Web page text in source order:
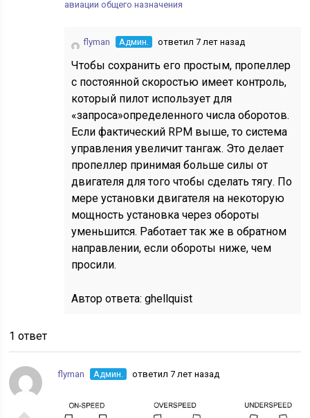
авиации общего назначения
flyman Админ. ответил 7 лет назад
Чтобы сохранить его простым, пропеллер
с постоянной скоростью имеет контроль,
который пилот использует для
«запроса»определенного числа оборотов.
Если фактический RPM выше, то система
управления увеличит тангаж. Это делает
пропеллер принимая больше силы от
двигателя для того чтобы сделать тягу. По
мере установки двигателя на некоторую
мощность установка через обороты
уменьшится. Работает так же в обратном
направлении, если обороты ниже, чем
просили.
Автор ответа:ghellquist
1 ответ
flyman Админ. ответил 7 лет назад